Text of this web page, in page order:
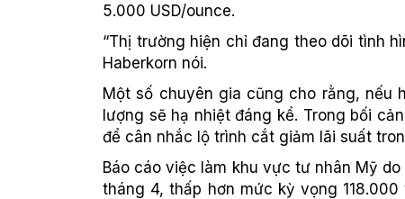
5.000 USD/ounce.
“Thị trường hiện chỉ đang theo dõi tình
Haberkorn nói.
Một số chuyên gia cũng cho rằng, nếu
lượng sẽ hạ nhiệt đáng kể. Trong bối
để cân nhắc lộ trình cắt giảm lãi suất
Báo cáo việc làm khu vực tư nhân Mỹ
tháng 4, thấp hơn mức kỳ vọng